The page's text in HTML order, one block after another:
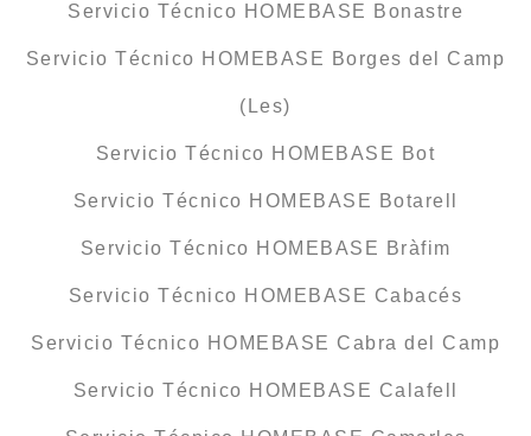
Servicio Técnico HOMEBASE Bonastre
Servicio Técnico HOMEBASE Borges del Camp
(Les)
Servicio Técnico HOMEBASE Bot
Servicio Técnico HOMEBASE Botarell
Servicio Técnico HOMEBASE Bràfim
Servicio Técnico HOMEBASE Cabacés
Servicio Técnico HOMEBASE Cabra del Camp
Servicio Técnico HOMEBASE Calafell